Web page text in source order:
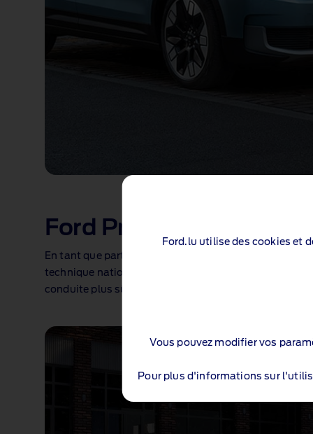
Ford.lu utilise des cookies et
Vous pouvez modifier vos
Pour plus d'informations sur
Ford Pro™ – votre
En tant que partenaire de votre flotte complet, nous
technique nationale. Nous veillons à assurer la
conduite plus sûre et des solutions électrifiées pour